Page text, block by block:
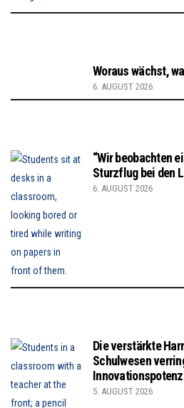
Woraus wächst,
6. AUGUST 2026
“Wir beobachten
Sturzflug bei den
6. AUGUST 2026
Die verstärkte
Schulwesen
5. AUGUST 2026